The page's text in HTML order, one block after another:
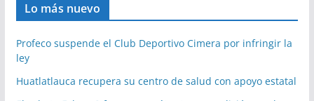
Lo más nuevo
Profeco suspende el Club Deportivo Cimera por infringir la
ley
Huatlatlauca recupera su centro de salud con apoyo estatal